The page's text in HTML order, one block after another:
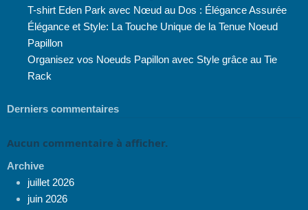
T-shirt Eden Park avec Nœud au Dos : Élégance Assurée
Élégance et Style: La Touche Unique de la Tenue Noeud
Papillon
Organisez vos Noeuds Papillon avec Style grâce au Tie
Rack
Derniers commentaires
Aucun commentaire à afficher.
Archive
juillet 2026
juin 2026